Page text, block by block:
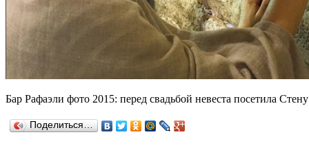
Бар Рафаэли фото 2015: перед свадьбой невеста посетила
Поделиться…